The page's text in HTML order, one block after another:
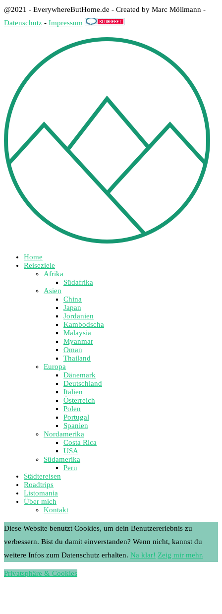
@2021 - EverywhereButHome.de - Created by Marc Möllmann -
Datenschutz - Impressum
Home
Reiseziele
Afrika
Südafrika
Asien
China
Japan
Jordanien
Kambodscha
Malaysia
Myanmar
Oman
Thailand
Europa
Dänemark
Deutschland
Italien
Österreich
Polen
Portugal
Spanien
Nordamerika
Costa Rica
USA
Südamerika
Peru
Städtereisen
Roadtrips
Listomania
Über mich
Kontakt
Diese Website benutzt Cookies, um dein Benutzererlebnis zu
verbessern. Bist du damit einverstanden? Wenn nicht, kannst du
weitere Infos zum Datenschutz erhalten. Na klar! Zeig mir mehr.
Privatsphäre & Cookies